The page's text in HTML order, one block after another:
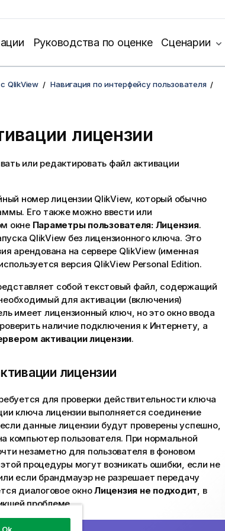
Руководства по оценке Сценарии
QlikView
Навигация по интерфейсу пользователя
лицензии
или редактировать файл активации
номер лицензии QlikView, который обычно
Его также можно ввести или
окне Параметры пользователя: Лицензия.
QlikView без лицензионного ключа. Это
арендована на сервере QlikView (именная
версия QlikView Personal Edition.
собой текстовый файл, содержащий
для активации (включения)
имеет лицензионный ключ, но это окно ввода
наличие подключения к Интернету, а
активации лицензии.
лицензии
для проверки действительности ключа
ключа лицензии выполняется соединение
данные лицензии будут проверены успешно,
компьютер пользователя. При нормальной
незаметно для пользователя в фоновом
процедуры могут возникать ошибки, если не
если брандмауэр не разрешает передачу
диалоговое окноЛицензия не подходит, в
проблеме.
файл LEF при выполнении обычной